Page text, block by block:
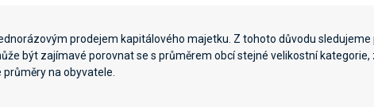
prodejem kapitálového majetku. Z tohoto důvodu sledujeme
být zajímavé porovnat se s průměrem obcí stejné velikostní kategorie,
na obyvatele.